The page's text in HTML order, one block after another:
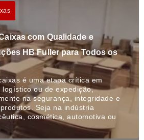
com Qualidade e
HB Fuller para Todos os
é uma etapa crítica em
ou de expedição,
na segurança, integridade e
Seja na indústria
cosmética, automotiva ou